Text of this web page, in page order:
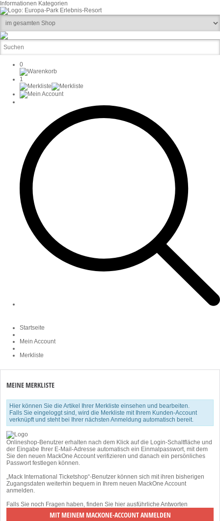
Informationen Kategorien
0
1
Startseite
Mein Account
Merkliste
MEINE MERKLISTE
Hier können Sie die Artikel Ihrer Merkliste einsehen und bearbeiten.
Falls Sie eingeloggt sind, wird die Merkliste mit Ihrem Kunden-Account
verknüpft und steht bei Ihrer nächsten Anmeldung automatisch bereit.
Onlineshop-Benutzer erhalten nach dem Klick auf die Login-Schaltfläche und
der Eingabe Ihrer E-Mail-Adresse automatisch ein Einmalpasswort, mit dem
Sie den neuen MackOne Account verifizieren und danach ein persönliches
Passwort festlegen können.
„Mack International Ticketshop“-Benutzer können sich mit ihren bisherigen
Zugangsdaten weiterhin bequem in Ihrem neuen MackOne Account
anmelden.
Falls Sie noch Fragen haben, finden Sie hier ausführliche Antworten